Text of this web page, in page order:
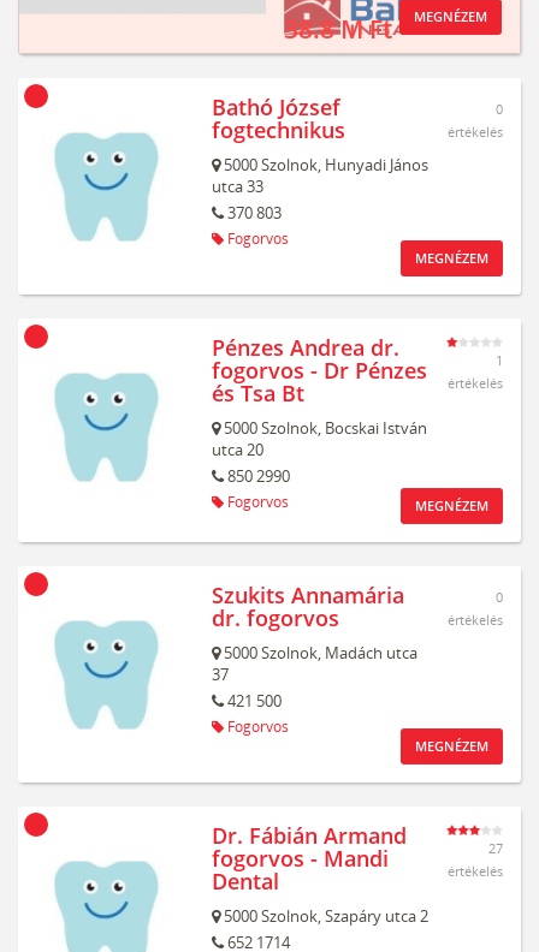
38.8 M Ft MEGNÉZEM
Bathó József
fogtechnikus
5000Szolnok, Hunyadi János
utca 33
370 803
Fogorvos
0
értékelés
MEGNÉZEM
Pénzes Andrea dr.
fogorvos - Dr Pénzes
és Tsa Bt
5000Szolnok, Bocskai István
utca 20
850 2990
Fogorvos
1
értékelés
MEGNÉZEM
Szukits Annamária
dr. fogorvos
5000Szolnok, Madách utca
37
421 500
Fogorvos
0
értékelés
MEGNÉZEM
Dr. Fábián Armand
fogorvos - Mandi
Dental
5000Szolnok,Szapáry utca 2
652 1714
27
értékelés